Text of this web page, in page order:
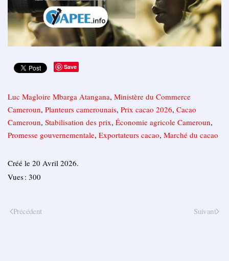
Save
Luc Magloire Mbarga Atangana, Ministère du Commerce
Cameroun, Planteurs camerounais, Prix ​​cacao 2026, Cacao
Cameroun, Stabilisation des prix, Économie agricole Cameroun,
Promesse gouvernementale, Exportateurs cacao, Marché du cacao
Créé le 20 Avril 2026.
Vues : 300
Précédent Suivant